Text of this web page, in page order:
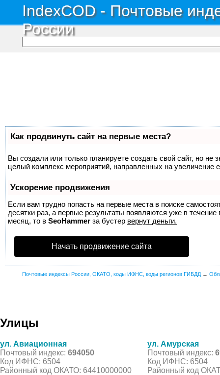
IndexCOD - Почтовые
России
Как продвинуть сайт на первые места?
Вы создали или только планируете создать свой сайт, но не
целый комплекс мероприятий, направленных на увеличение
Ускорение продвижения
Если вам трудно попасть на первые места в поиске
десятки раз, а первые результаты появляются уже в
месяц, то в SeoHammer за бустер вернут деньги.
Начать продвижение сайта
Почтовые индексы России, ОКАТО, коды ИФНС, коды регионов ГИБДД →
Улицы
ул. Авиационная
Почтовый индекс: 694050
Код ИФНС: 6504
Районный код ОКАТО: 64410000000
ул. Амурская
Почтовый индекс:
Код ИФНС: 6504
Районный код